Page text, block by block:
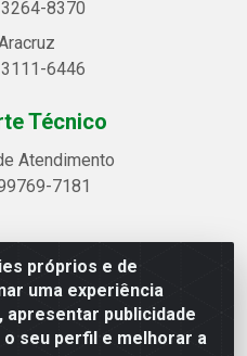
próprios e de
uma experiência
apresentar publicidade
seu perfil e melhorar a
8370
6446
Técnico
Atendimento
7181
- Avenida Alegre, 2521 -
Linhares/ES - CEP 29.901-605
0001-75